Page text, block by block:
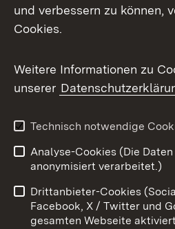
Facebook
X / Twitter
Youtube
Impressum
Barrierefreiheit
Cookies
und verbessern zu können,
Cookies.
Weitere Informationen zu
unserer
Technisch notwendige
Analyse-Cookies (Die
anonymisiert verarbeitet.)
Drittanbieter-Cookies
Facebook, X / Twitter und
gesamten Webseite